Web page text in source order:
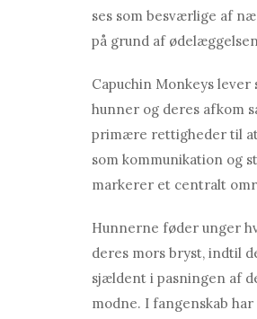
ses som besværlige af
på grund af
Capuchin Monkeys
hunner og deres afkom
primære rettigheder til at
som kommunikation og
markerer et centralt
Hunnerne føder unger
deres mors bryst, indtil
sjældent i pasningen af
modne. I fangenskab